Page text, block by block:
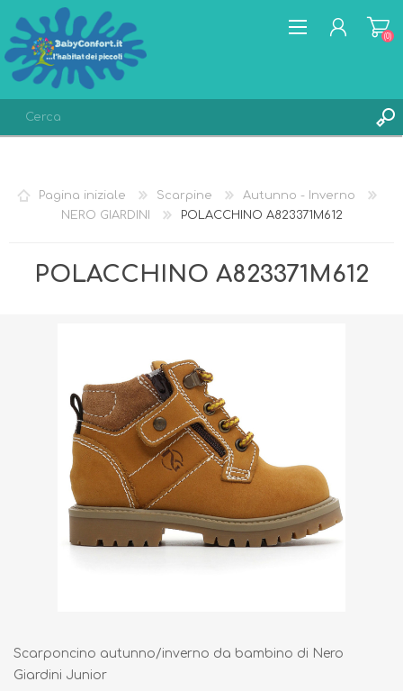
LISTA DEI DESIDERI
(0)
Pagina iniziale Scarpine
Autunno - Inverno
NERO GIARDINI
POLACCHINO A823371M612
POLACCHINO A823371M612
Scarponcino autunno/inverno da bambino di Nero
Giardini Junior